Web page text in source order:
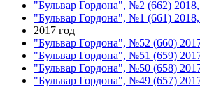
"Бульвар Гордона", №2 (662) 2018,
"Бульвар Гордона", №1 (661) 2018,
2017 год
"Бульвар Гордона", №52 (660)
"Бульвар Гордона", №51 (659)
"Бульвар Гордона", №50 (658)
"Бульвар Гордона", №49 (657)